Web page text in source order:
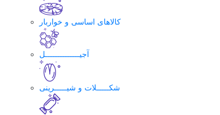
کالاهای اساسی و خواربار
آجیــــــــــــــل
شکـــــلات و شیـــــرینی